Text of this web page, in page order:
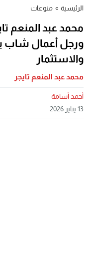
الرئيسية » منوعات
محمد عبد المنعم
ورجل أعمال شاب
والاستثمار
محمد عبد المنعم تايجر
أحمد أسامة
13 يناير 2026